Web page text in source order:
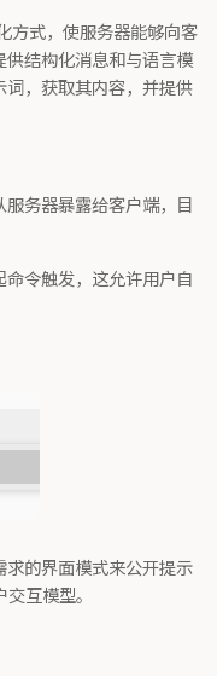
方式，使服务器能够向客
结构化消息和与语言模
，获取其内容，并提供
务器暴露给客户端，目
令触发，这允许用户自
的界面模式来公开提示
互模型。